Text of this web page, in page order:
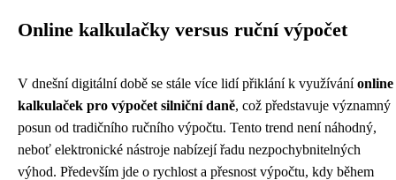
Online kalkulačky versus ruční výpočet
V dnešní digitální době se stále více lidí přiklání k využíváníonline
kalkulaček pro výpočet silniční daně, což představuje významný
posun od tradičního ručního výpočtu. Tento trend není náhodný,
neboť elektronické nástroje nabízejí řadu nezpochybnitelných
výhod. Především jde o rychlost a přesnost výpočtu, kdy během